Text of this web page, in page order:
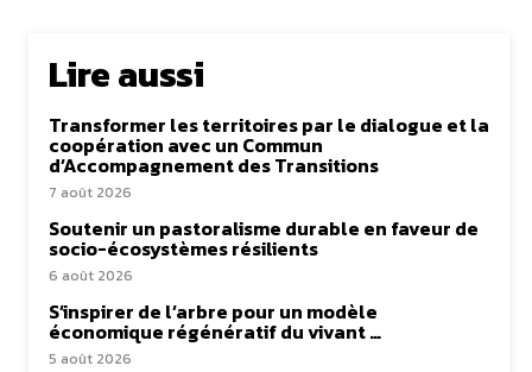
Lire aussi
Transformer les territoires par le dialogue et la
coopération avec un Commun
d’Accompagnement des Transitions
7 août 2026
Soutenir un pastoralisme durable en faveur de
socio-écosystèmes résilients
6 août 2026
S’inspirer de l’arbre pour un modèle
économique régénératif du vivant …
5 août 2026